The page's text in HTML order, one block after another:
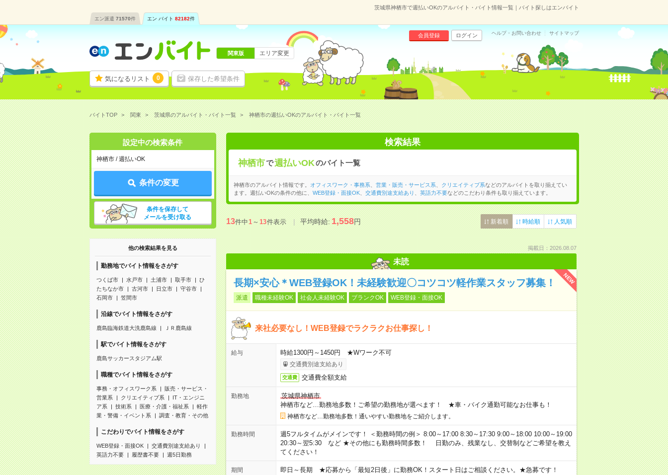
茨城県神栖市で週払いOKのアルバイト・バイト情報一覧｜バイト探しはエンバイト
エン派遣 71570件 エン バイト 82182件
気になるリスト 0 保存した希望条件
会員登録 ログイン ヘルプ・お問い合わせ サイトマップ
関東版 エリア変更
バイトTOP 関東 茨城県のアルバイト・バイト一覧 神栖市の週払いOKのアルバイト・バイト一覧
設定中の検索条件
神栖市 / 週払いOK
条件の変更
条件を保存して
メールを受け取る
他の検索結果を見る
勤務地でバイト情報をさがす
つくば市 水戸市 土浦市 取手市
ひ
たちなか市
古河市 日立市
守谷市
石岡市
笠間市
沿線でバイト情報をさがす
鹿島臨海鉄道大洗鹿島線 ＪＲ鹿島線
駅でバイト情報をさがす
鹿島サッカースタジアム駅
職種でバイト情報をさがす
事務・オフィスワーク系
販売・サービス・
営業系
クリエイティブ系
IT・エンジニ
ア系
技術系 医療・介護・福祉系
軽作
業・警備・イベント系
調査・教育・その他
こだわりでバイト情報をさがす
WEB登録・面接OK
交通費別途支給あり
英語力不要
履歴書不要 週5日勤務
検索結果
神栖市で週払いOKのバイト一覧
神栖市のアルバイト情報です。 オフィスワーク・事務系 営業・販売・サービス系 クリエイティブ系などのアルバイトを取り揃えてい
ます。週払いOKの条件の他に、 WEB登録・面接OK、 交通費別途支給あり 英語力不要などのこだわり条件も取り揃えています。
13件中1～13件表示 平均時給:1,558円 新着順 時給順 人気順
掲載日：2026.08.07
未読
NEW
長期×安心＊WEB登録OK！未経験歓迎〇コツコツ軽作業スタッフ募集！
派遣 職種未経験OK 社会人未経験OK ブランクOK WEB登録・面接OK
来社必要なし！WEB登録でラクラクお仕事探し！
給与 時給1300円～1450円 ★Wワーク不可
交通費別途支給あり
交通費 交通費全額支給
勤務地
茨城県神栖市
神栖市など…勤務地多数！ご希望の勤務地が選べます！ ★車・バイク通勤可能なお仕事も！
神栖市など…勤務地多数！通いやすい勤務地をご紹介します。
勤務時間
週5フルタイムがメインです！ ＜勤務時間の例＞ 8:00～17:00 8:30～17:30 9:00～18:00 10:00～19:00
20:30～翌5:30 など ★その他にも勤務時間多数！ 日勤のみ、残業なし、交替制などご希望を教え
てください！
期間 即日～長期 ★応募から「最短2日後」に勤務OK！スタート日はご相談ください。★急募です！